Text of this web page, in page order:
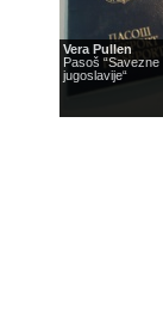
Vera Pullen
Pasoš
jugoslavije“